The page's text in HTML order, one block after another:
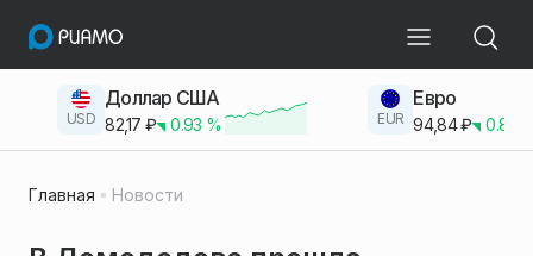
USD
Доллар США
82,17 ₽ 0.93 % EUR
Евро
94,84₽ 0.83
Главная Новости